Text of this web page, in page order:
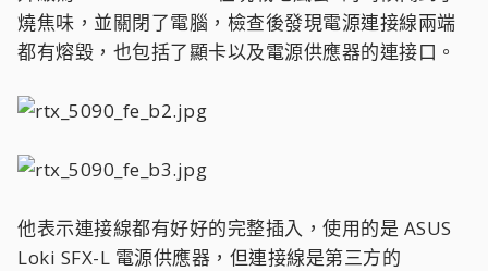
燒焦味，並關閉了電腦，檢查後發現電源連接線兩端
都有熔毀，也包括了顯卡以及電源供應器的連接口。
他表示連接線都有好好的完整插入，使用的是 ASUS
Loki SFX-L 電源供應器，但連接線是第三方的